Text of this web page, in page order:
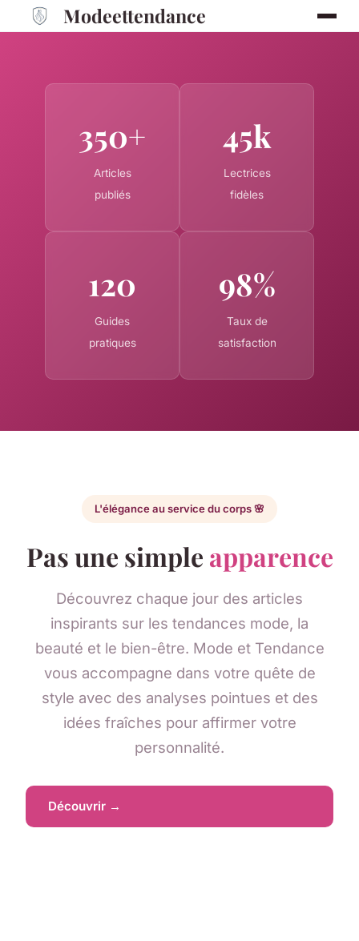
Modeettendance
350+
Articles
publiés
45k
Lectrices
fidèles
120
Guides
pratiques
98%
Taux de
satisfaction
L'élégance au service du corps 🌸
Pas une simple apparence
Découvrez chaque jour des articles
inspirants sur les tendances mode, la
beauté et le bien-être. Mode et Tendance
vous accompagne dans votre quête de
style avec des analyses pointues et des
idées fraîches pour affirmer votre
personnalité.
Découvrir →